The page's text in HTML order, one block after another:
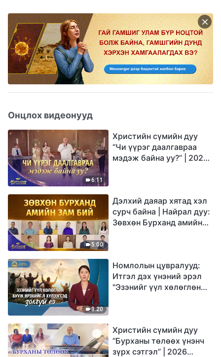
Онцлох видеонууд
6:11
Христийн сүмийн дуу
“Чи үүрэг даалгавраа
мэдэж байна уу?” | 2026
5:00
Дэлхий даяар хятад хэл
сурч байна | Найрал дуу:
Зөвхөн Бурханд амийн
8:20
Номлолын цувралууд:
Итгэл дэх үнэний эрэл
"Эзэнийг үүл хөлөглөн
Христийн сүмийн дуу
“Бурханы төлөөх үнэнч
зүрх сэтгэл” | 2026